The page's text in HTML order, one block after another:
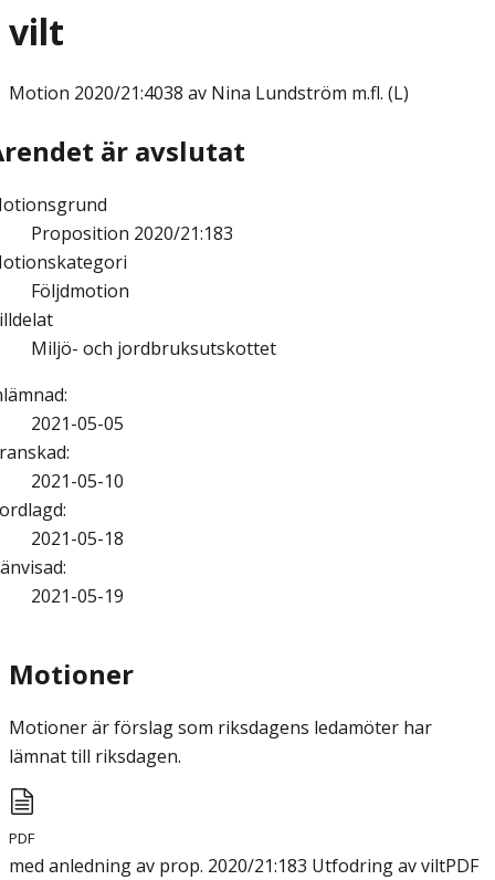
vilt
Motion 2020/21:4038 av Nina Lundström m.fl. (L)
är avslutat
Proposition 2020/21:183
Följdmotion
Miljö- och jordbruksutskottet
:
2021-05-05
:
2021-05-10
:
2021-05-18
:
2021-05-19
Motioner
Motioner är förslag som riksdagens ledamöter har
lämnat till riksdagen.
PDF
med anledning av prop. 2020/21:183 Utfodring av viltPDF